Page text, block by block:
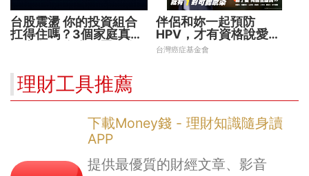
台股震盪 你的投資組合
扛得住嗎？3個家庭真實
伴侶和妳一起預防
HPV，才有資格說愛
妳！
台灣癌症基金會
理財工具推薦
下載Money錢 - 理財知識隨身讀
APP
提供最優質的財經文章、影音